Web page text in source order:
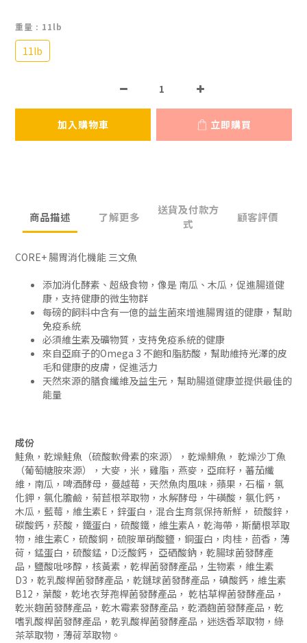
重量 : 11lb
11lb
加入購物車 立即購買
商品描述 了解更多
送貨及付款方
式
顧客評價
CORE+ 腸胃消化機能 三文魚
添加消化酵素、超級食物，像是 南瓜、木瓜，促進腸道健
康，支持健康的微生物群
每磅的飼料中含有一億的益生菌來增進腸胃道的健康，幫助
免疫系統
必須維生素及礦物質，支持免疫系統的健康
來自亞麻子的Omega 3 不飽和脂肪酸，幫助維持光澤的皮
毛和健康的皮膚，促進活力
天然來源的膳食纖維及益生元，幫助腸道健康並提供最佳的
能量
成份
鮭魚，乾燥鮭魚（硫酸軟骨素的來源），乾燥鯡魚， 乾燥沙丁魚
（葡萄糖胺來源），大麥，米，雞脂，燕麥，亞麻籽，蕃茄纖
維，南瓜，啤酒酵母，蔓越莓，天然魚肉風味，蘋果，石榴，氯
化鉀，氯化膽鹼，菊苣根萃取物，水解酵母，牛磺酸，氯化鈣，
木瓜，藍莓，維生素E，鋅蛋白，混合生育氛保持新鮮， 硫酸鋅，
碳酸鈣，菸酸，鐵蛋白，硫酸鐵，維生素A，乾海帶，斯蘭根萃取
物，維生素C，硫酸銅，硫胺單硝酸鹽，銅蛋白，肉桂，茴香，薄
荷，錳蛋白，硫酸錳，D泛酸鈣， 亞硒酸鈉，乾腸球菌發酵產
品，鹽酸吡哆醇，核黃素，乾桿菌發酵產品，生物素，維生素
D3，乾乳酸桿菌發酵產品，乾鏈球菌發酵產品，碘酸鈣，維生素
B12，葉酸，乾地衣芽孢桿菌發酵產品， 乾枯草桿菌發酵產品，
乾米麴菌發酵產品，乾木霉素發酵產品，乾酒麴菌發酵產品，乾
嗜乳酸桿菌發酵產品，乾乳酸桿菌發酵產品，迷迭香萃取物，綠
茶萃取物，薄荷萃取物。